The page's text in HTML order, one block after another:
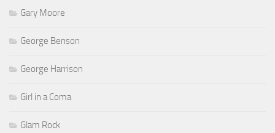
Gary Moore
George Benson
George Harrison
Girl in a Coma
Glam Rock